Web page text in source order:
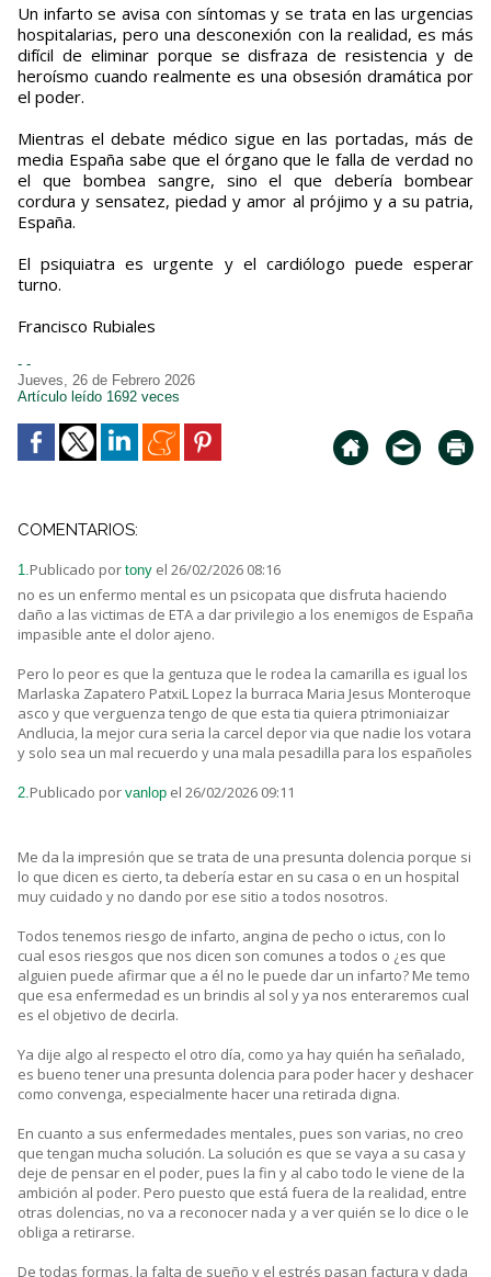
Un infarto se avisa con síntomas y se trata en las urgencias
hospitalarias, pero una desconexión con la realidad, es más
difícil de eliminar porque se disfraza de resistencia y de
heroísmo cuando realmente es una obsesión dramática por
el poder.
Mientras el debate médico sigue en las portadas, más de
media España sabe que el órgano que le falla de verdad no
el que bombea sangre, sino el que debería bombear
cordura y sensatez, piedad y amor al prójimo y a su patria,
España.
El psiquiatra es urgente y el cardiólogo puede esperar
turno.
Francisco Rubiales
- -
Jueves, 26 de Febrero 2026
Artículo leído 1692 veces
COMENTARIOS:
1. Publicado por tony el 26/02/2026 08:16
no es un enfermo mental es un psicopata que disfruta haciendo
daño a las victimas de ETA a dar privilegio a los enemigos de España
impasible ante el dolor ajeno.
Pero lo peor es que la gentuza que le rodea la camarilla es igual los
Marlaska Zapatero PatxiL Lopez la burraca Maria Jesus Monteroque
asco y que verguenza tengo de que esta tia quiera ptrimoniaizar
Andlucia, la mejor cura seria la carcel depor via que nadie los votara
y solo sea un mal recuerdo y una mala pesadilla para los españoles
2. Publicado por vanlop el 26/02/2026 09:11
Me da la impresión que se trata de una presunta dolencia porque si
lo que dicen es cierto, ta debería estar en su casa o en un hospital
muy cuidado y no dando por ese sitio a todos nosotros.
Todos tenemos riesgo de infarto, angina de pecho o ictus, con lo
cual esos riesgos que nos dicen son comunes a todos o ¿es que
alguien puede afirmar que a él no le puede dar un infarto? Me temo
que esa enfermedad es un brindis al sol y ya nos enteraremos cual
es el objetivo de decirla.
Ya dije algo al respecto el otro día, como ya hay quién ha señalado,
es bueno tener una presunta dolencia para poder hacer y deshacer
como convenga, especialmente hacer una retirada digna.
En cuanto a sus enfermedades mentales, pues son varias, no creo
que tengan mucha solución. La solución es que se vaya a su casa y
deje de pensar en el poder, pues la fin y al cabo todo le viene de la
ambición al poder. Pero puesto que está fuera de la realidad, entre
otras dolencias, no va a reconocer nada y a ver quién se lo dice o le
obliga a retirarse.
De todas formas, la falta de sueño y el estrés pasan factura y dada